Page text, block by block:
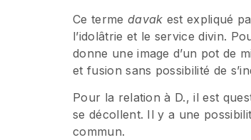
Ce terme davak est expliqué
l’idolâtrie et le service divin.
donne une image d’un pot de
et fusion sans possibilité de
Pour la relation à D., il est
se décollent. Il y a une
commun.